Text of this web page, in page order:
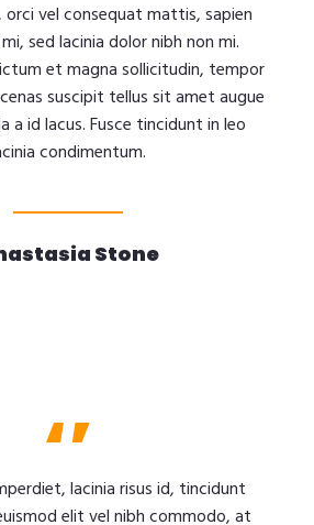
vel consequat mattis, sapien
sed lacinia dolor nibh non mi.
et magna sollicitudin, tempor
suscipit tellus sit amet augue
a id lacus. Fusce tincidunt in leo
condimentum.
Stone
lacinia risus id, tincidunt
elit vel nibh commodo, at